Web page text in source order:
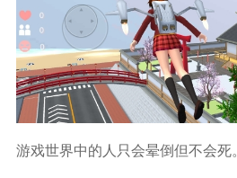
游戏世界中的人只会晕倒但不会死。